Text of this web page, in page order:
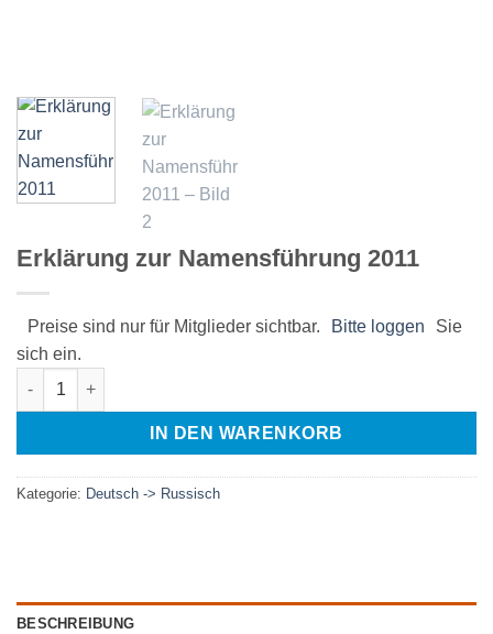
Erklärung zur Namensführung 2011
Preise sind nur für Mitglieder sichtbar. Bitte loggen
Sie
sich ein.
Erklärung zur Namensführung 2011 Menge
IN DEN WARENKORB
Kategorie: Deutsch -> Russisch
BESCHREIBUNG